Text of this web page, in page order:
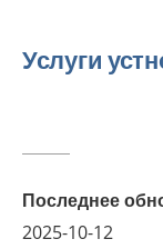
Услуги
Последнее
2025-10-12